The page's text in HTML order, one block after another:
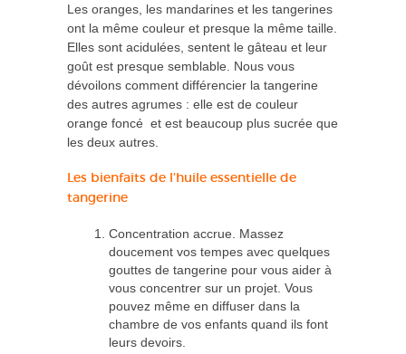
Les oranges, les mandarines et les tangerines
ont la même couleur et presque la même taille.
Elles sont acidulées, sentent le gâteau et leur
goût est presque semblable. Nous vous
dévoilons comment différencier la tangerine
des autres agrumes : elle est de couleur
orange foncé et est beaucoup plus sucrée que
les deux autres.
Les bienfaits de l’huile essentielle de
tangerine
Concentration accrue. Massez
doucement vos tempes avec quelques
gouttes de tangerine pour vous aider à
vous concentrer sur un projet. Vous
pouvez même en diffuser dans la
chambre de vos enfants quand ils font
leurs devoirs.